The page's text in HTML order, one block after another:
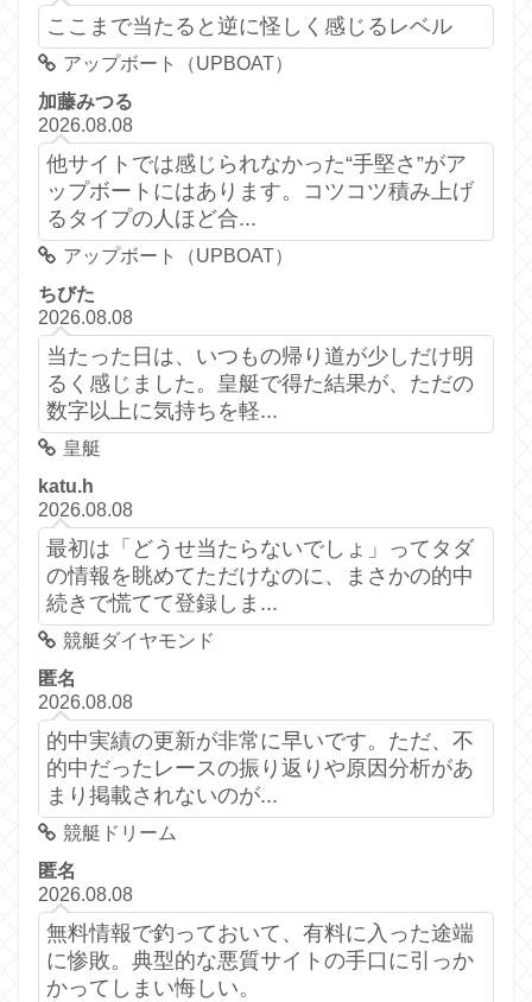
ここまで当たると逆に怪しく感じるレベル
アップボート（UPBOAT）
加藤みつる
2026.08.08
他サイトでは感じられなかった“手堅さ”がア
ップボートにはあります。コツコツ積み上げ
るタイプの人ほど合...
アップボート（UPBOAT）
ちびた
2026.08.08
当たった日は、いつもの帰り道が少しだけ明
るく感じました。皇艇で得た結果が、ただの
数字以上に気持ちを軽...
皇艇
katu.h
2026.08.08
最初は「どうせ当たらないでしょ」ってタダ
の情報を眺めてただけなのに、まさかの的中
続きで慌てて登録しま...
競艇ダイヤモンド
匿名
2026.08.08
的中実績の更新が非常に早いです。ただ、不
的中だったレースの振り返りや原因分析があ
まり掲載されないのが...
競艇ドリーム
匿名
2026.08.08
無料情報で釣っておいて、有料に入った途端
に惨敗。典型的な悪質サイトの手口に引っか
かってしまい悔しい。